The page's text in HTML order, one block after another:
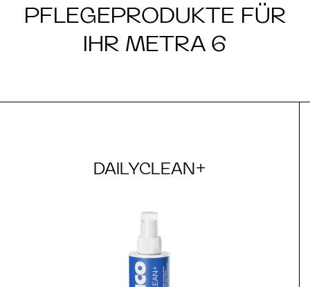
PFLEGEPRODUKTE FÜR
IHR METRA 6
DAILYCLEAN+